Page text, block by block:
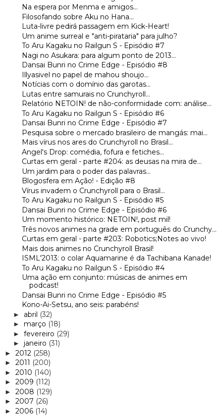
Na espera por Menma e amigos...
Filosofando sobre Aku no Hana...
Luta-livre pedirá passagem em Kick-Heart!
Um anime surreal e "anti-pirataria" para julho?
To Aru Kagaku no Railgun S - Episódio #7
Nagi no Asukara: para algum ponto de 2013...
Dansai Bunri no Crime Edge - Episódio #8
Illyasivel no papel de mahou shoujo...
Notícias com o domínio das garotas...
Lutas entre samurais no Crunchyroll...
Relatório NETOIN! de não-conformidade com: análise...
To Aru Kagaku no Railgun S - Episódio #6
Dansai Bunri no Crime Edge - Episódio #7
Pesquisa sobre o mercado brasileiro de mangás: mai...
Mais vírus nos ares do Crunchyroll no Brasil...
Angel's Drop: comédia, fofura e fetiches...
Curtas em geral - parte #204: as deusas na mira de...
Um jardim para o poder das palavras...
Blogosfera em Ação! - Edição #8
Vírus invadem o Crunchyroll para o Brasil...
To Aru Kagaku no Railgun S - Episódio #5
Dansai Bunri no Crime Edge - Episódio #6
Um momento histórico: NETOIN!, post mil!
Três novos animes na grade em português do Crunchy...
Curtas em geral - parte #203: Robotics;Notes ao vivo!
Mais dois animes no Crunchyroll Brasil!
ISML'2013: o colar Aquamarine é da Tachibana Kanade!
To Aru Kagaku no Railgun S - Episódio #4
Uma ação em conjunto: músicas de animes em
podcast!
Dansai Bunri no Crime Edge - Episódio #5
Kono-Ai-Setsu, ano seis: parabéns!
► abril (32)
► março (18)
► fevereiro (29)
► janeiro (31)
► 2012 (258)
► 2011 (200)
► 2010 (140)
► 2009 (112)
► 2008 (129)
► 2007 (26)
► 2006 (14)